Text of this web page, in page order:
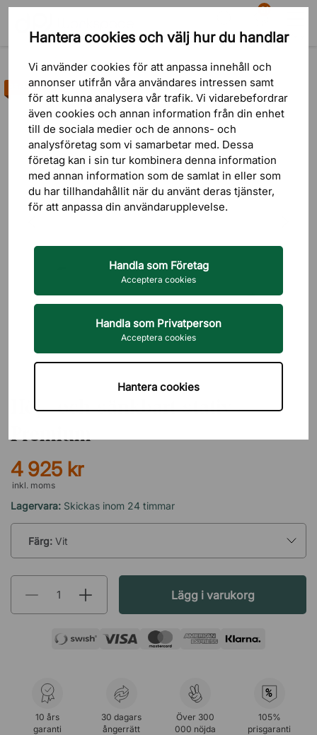
Hantera cookies och välj hur du handlar
Vi använder cookies för att anpassa innehåll och
annonser utifrån våra användares intressen samt
för att kunna analysera vår trafik. Vi vidarebefordrar
även cookies och annan information från din enhet
till de sociala medier och de annons- och
analysföretag som vi samarbetar med. Dessa
företag kan i sin tur kombinera denna information
med annan information som de samlat in eller som
du har tillhandahållit när du använt deras tjänster,
för att anpassa din användarupplevelse.
Handla som Företag
Acceptera cookies
Handla som Privatperson
Acceptera cookies
Hantera cookies
Sök
81
Varukorg Meny
Bästsäljare
Höj- och sänkbart stativ -
Premium
4 925 kr
inkl. moms
Lagervara: Skickas inom 24 timmar
Färg: Vit
Lägg i varukorg
10 års
garanti
30 dagars
ångerrätt
Över 300
000 nöjda
%
105%
prisgaranti